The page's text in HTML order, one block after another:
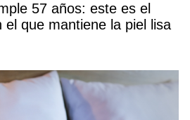
57 años: este es el
el que mantiene la piel lisa